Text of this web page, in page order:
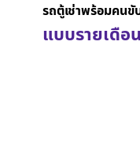
รถตู้เช่าพร้อมคนขั
แบบรายเดือน